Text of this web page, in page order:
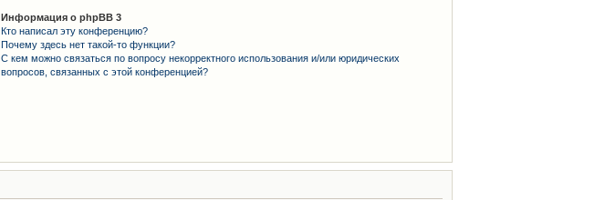
Информация о phpBB 3
Кто написал эту конференцию?
Почему здесь нет такой-то функции?
С кем можно связаться по вопросу некорректного использования и/или юридических
вопросов, связанных с этой конференцией?